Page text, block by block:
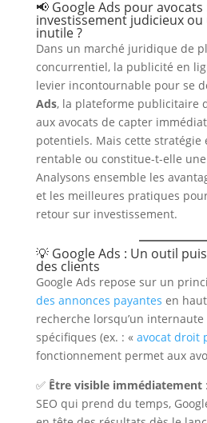
📢 Google Ads pour avocats
investissement judicieux ou
inutile ?
Dans un marché juridique de
concurrentiel, la publicité en
levier incontournable pour se
Ads, la plateforme publicitaire
aux avocats de capter
potentiels. Mais cette stratégie
rentable ou constitue-t-elle une
Analysons ensemble les
et les meilleures pratiques
retour sur investissement.
💡 Google Ads : Un outil
des clients
Google Ads repose sur un
des annonces payantes en
recherche lorsqu’un
spécifiques (ex. : « avocat droit
fonctionnement permet aux
✅ Être visible immédiatement
SEO qui prend du temps,